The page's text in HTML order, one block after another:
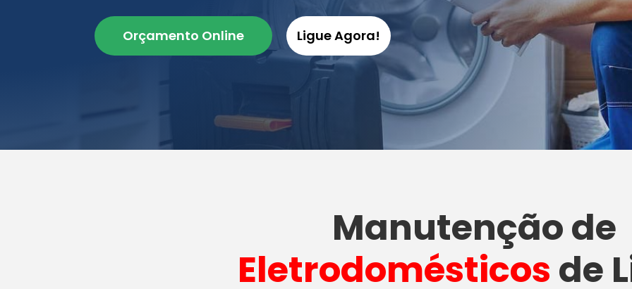
Orçamento Online Ligue Agora!
Manutençãode
Eletrodomésticos de